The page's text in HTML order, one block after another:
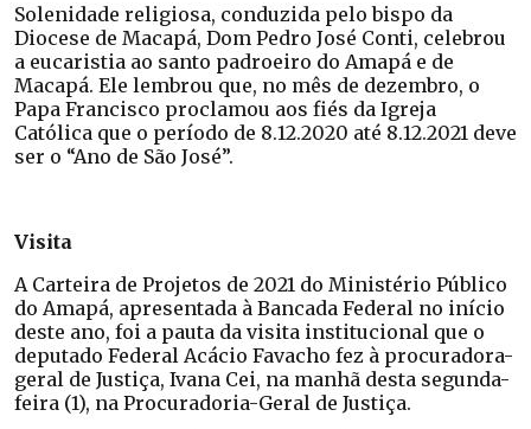
Solenidade religiosa, conduzida pelo bispo da
Diocese de Macapá, Dom Pedro José Conti, celebrou
a eucaristia ao santo padroeiro do Amapá e de
Macapá. Ele lembrou que, no mês de dezembro, o
Papa Francisco proclamou aos fiés da Igreja
Católica que o período de 8.12.2020 até 8.12.2021 deve
ser o “Ano de São José”.
Visita
A Carteira de Projetos de 2021 do Ministério Público
do Amapá, apresentada à Bancada Federal no início
deste ano, foi a pauta da visita institucional que o
deputado Federal Acácio Favacho fez à procuradora-
geral de Justiça, Ivana Cei, na manhã desta segunda-
feira (1), na Procuradoria-Geral de Justiça.